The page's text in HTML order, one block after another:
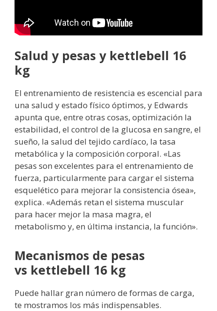
Salud y pesas y kettlebell 16
kg
El entrenamiento de resistencia es escencial para
una salud y estado físico óptimos, y Edwards
apunta que, entre otras cosas, optimización la
estabilidad, el control de la glucosa en sangre, el
sueño, la salud del tejido cardíaco, la tasa
metabólica y la composición corporal. «Las
pesas son excelentes para el entrenamiento de
fuerza, particularmente para cargar el sistema
esquelético para mejorar la consistencia ósea»,
explica. «Además retan el sistema muscular
para hacer mejor la masa magra, el
metabolismo y, en última instancia, la función».
Mecanismos de pesas
vs kettlebell 16 kg
Puede hallar gran número de formas de carga,
te mostramos los más indispensables.